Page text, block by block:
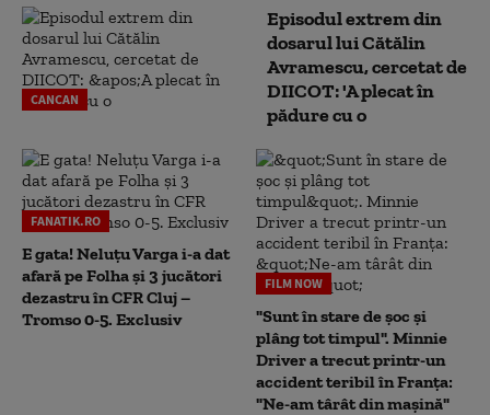
CANCAN
Episodul extrem din
dosarul lui Cătălin
Avramescu, cercetat de
DIICOT: 'A plecat în
pădure cu o
FANATIK.RO
E gata! Neluțu Varga i-a dat
afară pe Folha și 3 jucători
dezastru în CFR Cluj –
Tromso 0-5. Exclusiv
FILM NOW
"Sunt în stare de șoc și
plâng tot timpul". Minnie
Driver a trecut printr-un
accident teribil în Franța:
"Ne-am târât din mașină"